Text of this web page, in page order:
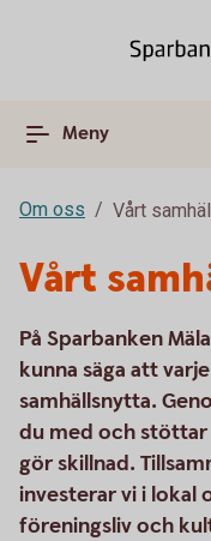
Meny
Om oss Vårt
Vårt
På Sparbanken
kunna säga att
samhällsnytta.
du med och
gör skillnad.
investerar vi i lokal
föreningsliv och